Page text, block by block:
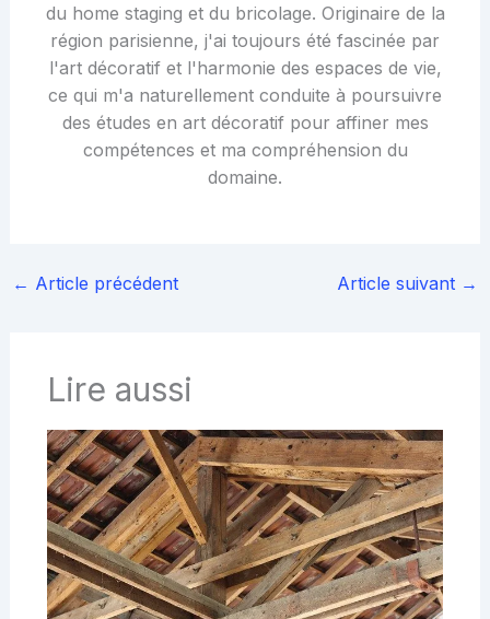
du home staging et du bricolage. Originaire de la
région parisienne, j'ai toujours été fascinée par
l'art décoratif et l'harmonie des espaces de vie,
ce qui m'a naturellement conduite à poursuivre
des études en art décoratif pour affiner mes
compétences et ma compréhension du
domaine.
← Article précédent Article suivant →
Lire aussi